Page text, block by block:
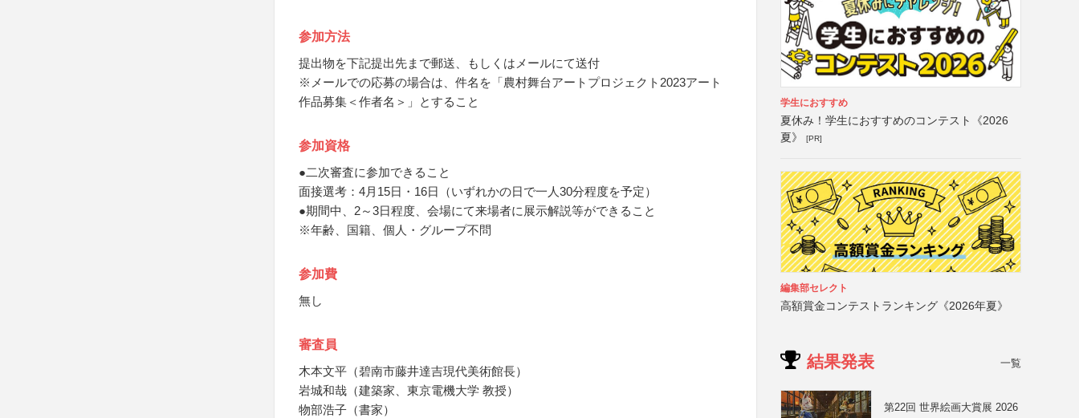
参加方法
提出物を下記提出先まで郵送、もしくはメールにて送付
※メールでの応募の場合は、件名を「農村舞台アートプロジェクト2023アート
作品募集＜作者名＞」とすること
参加資格
●二次審査に参加できること
面接選考：4月15日・16日（いずれかの日で一人30分程度を予定）
●期間中、2～3日程度、会場にて来場者に展示解説等ができること
※年齢、国籍、個人・グループ不問
参加費
無し
審査員
木本文平（碧南市藤井達吉現代美術館長）
岩城和哉（建築家、東京電機大学 教授）
物部浩子（書家）
学生におすすめ
夏休み！学生におすすめのコンテスト《2026
夏》
[PR]
編集部セレクト
高額賞金コンテストランキング《2026年夏》
結果発表 一覧
第22回 世界絵画大賞展 2026